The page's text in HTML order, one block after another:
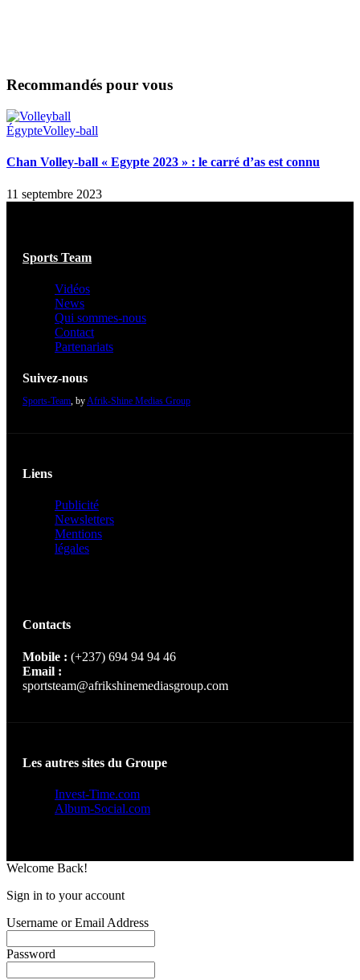
Recommandés pour vous
ÉgypteVolley-ball
Chan Volley-ball « Egypte 2023 » : le carré d’as est connu
11 septembre 2023
Sports Team
Vidéos
News
Qui sommes-nous
Contact
Partenariats
Suivez-nous
Sports-Team , by Afrik-Shine Medias Group
Liens
Publicité
Newsletters
Mentions
légales
Contacts
Mobile : (+237) 694 94 94 46
Email :
sportsteam@afrikshinemediasgroup.com
Les autres sites du Groupe
Invest-Time.com
Album-Social.com
Welcome Back!
Sign in to your account
Username or Email Address
Password